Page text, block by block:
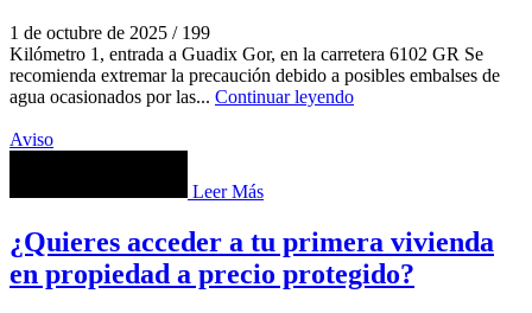
1 de octubre de 2025 / 199
Kilómetro 1, entrada a Guadix Gor, en la carretera 6102 GR Se
recomienda extremar la precaución debido a posibles embalses de
agua ocasionados por las... Continuar leyendo
Aviso
Leer Más
¿Quieres acceder a tu primera vivienda
en propiedad a precio protegido?